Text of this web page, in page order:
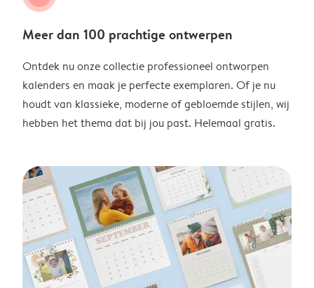
Meer dan 100 prachtige ontwerpen
Ontdek nu onze collectie professioneel ontworpen
kalenders en maak je perfecte exemplaren. Of je nu
houdt van klassieke, moderne of gebloemde stijlen, wij
hebben het thema dat bij jou past. Helemaal gratis.